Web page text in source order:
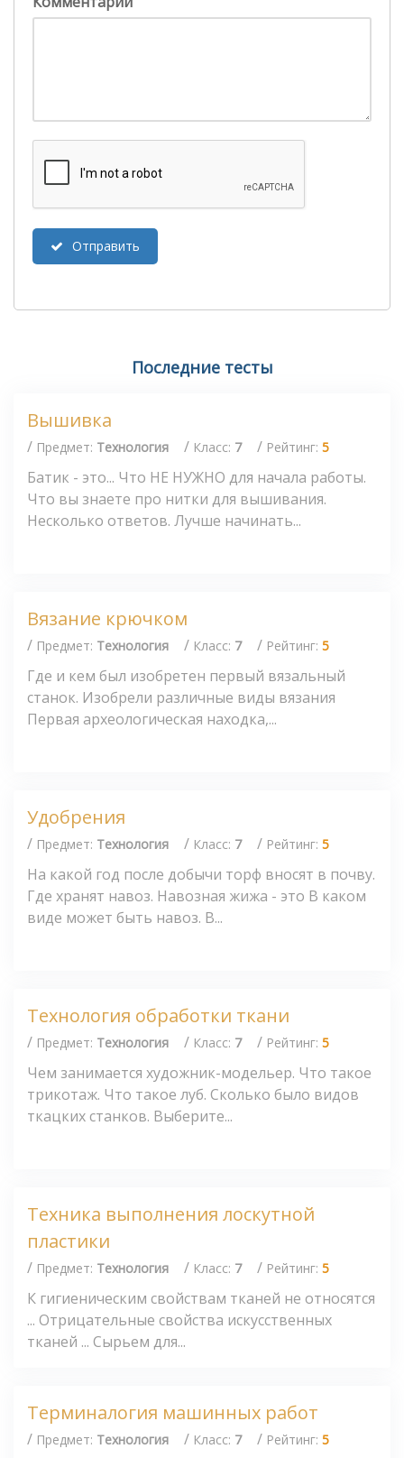
Отправить
Последние тесты
Вышивка
/ Предмет: Технология / Класс: 7 / Рейтинг: 5
Батик - это... Что НЕ НУЖНО для начала работы.
Что вы знаете про нитки для вышивания.
Несколько ответов. Лучше начинать...
Вязание крючком
/ Предмет: Технология / Класс: 7 / Рейтинг: 5
Где и кем был изобретен первый вязальный
станок. Изобрели различные виды вязания
Первая археологическая находка,...
Удобрения
/ Предмет: Технология / Класс: 7 / Рейтинг: 5
На какой год после добычи торф вносят в почву.
Где хранят навоз. Навозная жижа - это В каком
виде может быть навоз. В...
Технология обработки ткани
/ Предмет: Технология / Класс: 7 / Рейтинг: 5
Чем занимается художник-модельер. Что такое
трикотаж. Что такое луб. Сколько было видов
ткацких станков. Выберите...
Техника выполнения лоскутной
пластики
/ Предмет: Технология / Класс: 7 / Рейтинг: 5
К гигиеническим свойствам тканей не относятся
... Отрицательные свойства искусственных
тканей ... Сырьем для...
Терминалогия машинных работ
/ Предмет: Технология / Класс: 7 / Рейтинг: 5